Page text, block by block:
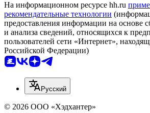
На информационном ресурсе hh.ru
рекомендательные технологии
предоставления информации на основе
и анализа сведений, относящихся к
пользователей сети «Интернет»,
Российской Федерации)
Русский
© 2026 ООО «Хэдхантер»